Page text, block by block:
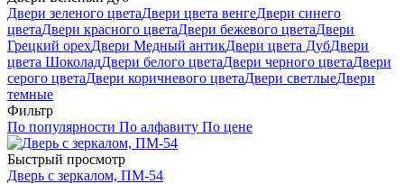
Двери зеленого цветаДвери цвета венгеДвери синего
цветаДвери красного цветаДвери бежевого цветаДвери
Грецкий орехДвери Медный антикДвери цвета ДубДвери
цвета ШоколадДвери белого цветаДвери черного цветаДвери
серого цветаДвери коричневого цветаДвери светлыеДвери
темные
Фильтр
По популярности По алфавиту По цене
Быстрый просмотр
Дверь с зеркалом, ПМ-54